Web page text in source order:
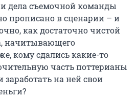
дела съемочной команды
прописано в сценарии – и
как достаточно чистой
начитывающего
кому сдались какие-то
часть поттерианы
заработать на ней свои